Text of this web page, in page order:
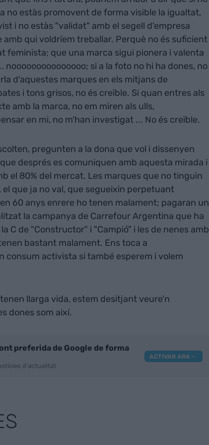
no estàs promovent de forma visible la igualtat,
i no estàs "validat" amb el segell d'empresa
amb qui voldríem treballar. Perquè no és suficient
feminista; que una marca sigui pionera i valenta
si a la foto no hi ha dones, no
d'aquestes marques en els mitjans de
i tons grisos, no és creïble. Si quan entres als
amb la marca, no em miren als ulls,
en mi, no m'han investigat ... No és creïble.
pregunten a la dona que vol i dissenyen
després es comuniquen amb aquesta mirada i
el 80% del mercat. Les marques que no tinguin
que ja no val, que segueixin perpetuant
60 anys enrere ho tenen malament; pagaran un
la campanya de Carrefour Argentina que ha
C de "Constructor" i "Campió" i les de nenes amb
bastant malament. Ens toca a
consum activista si també esperem i volem
llarga vida, estem desitjant veure'n
dones som així.
preferida de Google de forma
d'actualitat
ACTIVAR ARA